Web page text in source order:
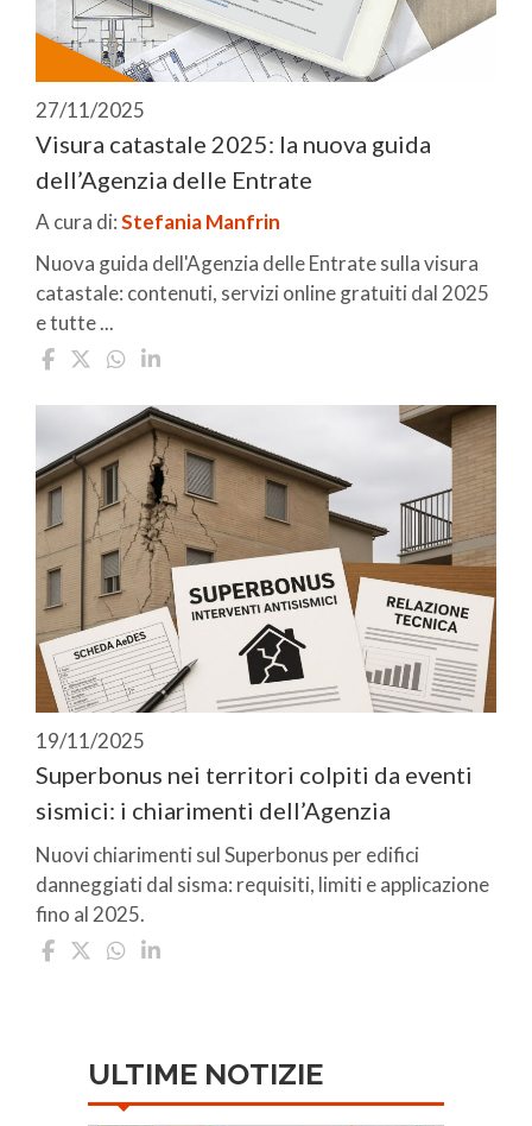
27/11/2025
Visura catastale 2025: la nuova guida
dell’Agenzia delle Entrate
A cura di:Stefania Manfrin
Nuova guida dell'Agenzia delle Entrate sulla visura
catastale: contenuti, servizi online gratuiti dal 2025
e tutte ...
19/11/2025
Superbonus nei territori colpiti da eventi
sismici: i chiarimenti dell’Agenzia
Nuovi chiarimenti sul Superbonus per edifici
danneggiati dal sisma: requisiti, limiti e applicazione
fino al 2025.
ULTIME NOTIZIE